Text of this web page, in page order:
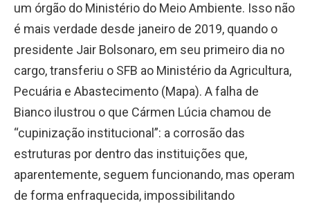
um órgão do Ministério do Meio Ambiente. Isso não
é mais verdade desde janeiro de 2019, quando o
presidente Jair Bolsonaro, em seu primeiro dia no
cargo, transferiu o SFB ao Ministério da Agricultura,
Pecuária e Abastecimento (Mapa). A falha de
Bianco ilustrou o que Cármen Lúcia chamou de
“cupinização institucional”: a corrosão das
estruturas por dentro das instituições que,
aparentemente, seguem funcionando, mas operam
de forma enfraquecida, impossibilitando